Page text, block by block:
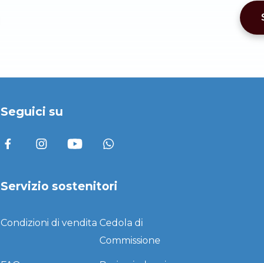
Seguici su
Servizio sostenitori
Condizioni di vendita Cedola di
Commissione